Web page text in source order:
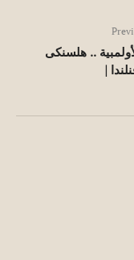
.. هلسنكى